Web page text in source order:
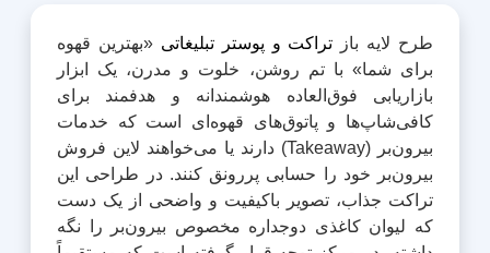
طرح لایه باز تراکت و پوستر تبلیغاتی «بهترین قهوه
برای شما» با تم روشن، خلوت و مدرن، یک ابزار
بازاریابی فوق‌العاده هوشمندانه و هدفمند برای
کافی‌شاپ‌ها و پاتوق‌های قهوه‌ای است که خدمات
بیرون‌بر (Takeaway) دارند یا می‌خواهند لاین فروش
بیرون‌بر خود را حسابی پررونق کنند. در طراحی این
تراکت جذاب، تصویر باکیفیت و واضحی از یک دست
که لیوان کاغذی دوجداره مخصوص بیرون‌بر را نگه